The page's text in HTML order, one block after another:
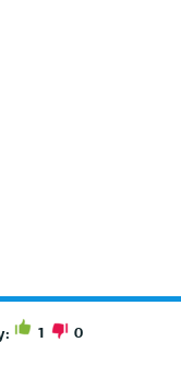
1 0